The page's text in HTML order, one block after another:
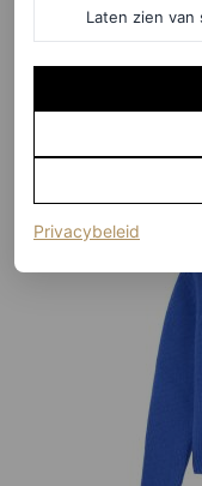
De
Laten zien van
Privacybeleid